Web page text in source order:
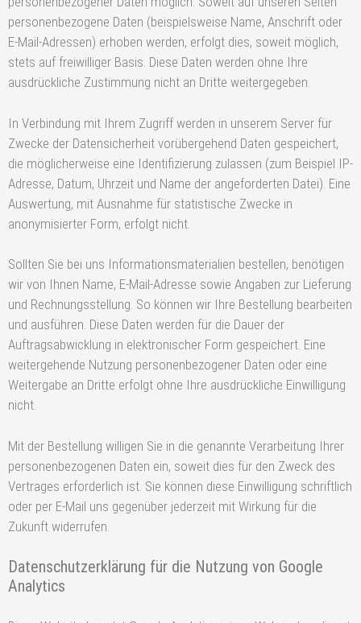
personenbezogene Daten (beispielsweise Name, Anschrift oder
E-Mail-Adressen) erhoben werden, erfolgt dies, soweit möglich,
stets auf freiwilliger Basis. Diese Daten werden ohne Ihre
ausdrückliche Zustimmung nicht an Dritte weitergegeben.
In Verbindung mit Ihrem Zugriff werden in unserem Server für
Zwecke der Datensicherheit vorübergehend Daten gespeichert,
die möglicherweise eine Identifizierung zulassen (zum Beispiel IP-
Adresse, Datum, Uhrzeit und Name der angeforderten Datei). Eine
Auswertung, mit Ausnahme für statistische Zwecke in
anonymisierter Form, erfolgt nicht.
Sollten Sie bei uns Informationsmaterialien bestellen, benötigen
wir von Ihnen Name, E-Mail-Adresse sowie Angaben zur Lieferung
und Rechnungsstellung. So können wir Ihre Bestellung bearbeiten
und ausführen. Diese Daten werden für die Dauer der
Auftragsabwicklung in elektronischer Form gespeichert. Eine
weitergehende Nutzung personenbezogener Daten oder eine
Weitergabe an Dritte erfolgt ohne Ihre ausdrückliche Einwilligung
nicht.
Mit der Bestellung willigen Sie in die genannte Verarbeitung Ihrer
personenbezogenen Daten ein, soweit dies für den Zweck des
Vertrages erforderlich ist. Sie können diese Einwilligung schriftlich
oder per E-Mail uns gegenüber jederzeit mit Wirkung für die
Zukunft widerrufen.
Datenschutzerklärung für die Nutzung von Google
Analytics